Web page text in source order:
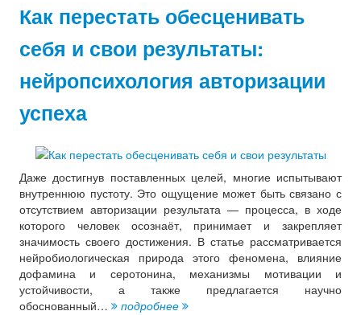
Как перестать обесценивать
себя и свои результаты:
нейропсихология авторизации
успеха
Даже достигнув поставленных целей, многие испытывают
внутреннюю пустоту. Это ощущение может быть связано с
отсутствием авторизации результата — процесса, в ходе
которого человек осознаёт, принимает и закрепляет
значимость своего достижения. В статье рассматривается
нейробиологическая природа этого феномена, влияние
дофамина и серотонина, механизмы мотивации и
устойчивости, а также предлагается научно
обоснованный…
подробнее